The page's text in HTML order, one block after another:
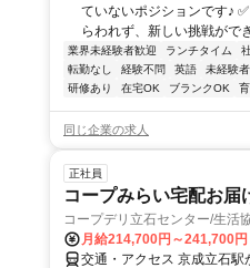
ていないポジションです♪
らわれず、新しい挑戦がで
業界未経験者歓迎 ランチタイム
転勤なし
経験不問 英語 未経験
研修あり
在宅OK ブランクOK
同じ企業の求人
正社員
コープみらい宅配お届
コープデリ立石センター/生活
月給214,700円～241,700円
交通・アクセス 京成立石